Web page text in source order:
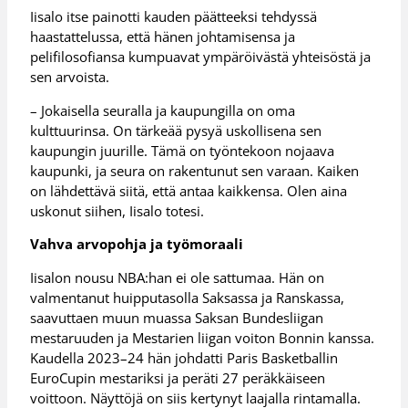
Iisalo itse painotti kauden päätteeksi tehdyssä
haastattelussa, että hänen johtamisensa ja
pelifilosofiansa kumpuavat ympäröivästä yhteisöstä ja
sen arvoista.
– Jokaisella seuralla ja kaupungilla on oma
kulttuurinsa. On tärkeää pysyä uskollisena sen
kaupungin juurille. Tämä on työntekoon nojaava
kaupunki, ja seura on rakentunut sen varaan. Kaiken
on lähdettävä siitä, että antaa kaikkensa. Olen aina
uskonut siihen, Iisalo totesi.
Vahva arvopohja ja työmoraali
Iisalon nousu NBA:han ei ole sattumaa. Hän on
valmentanut huipputasolla Saksassa ja Ranskassa,
saavuttaen muun muassa Saksan Bundesliigan
mestaruuden ja Mestarien liigan voiton Bonnin kanssa.
Kaudella 2023–24 hän johdatti Paris Basketballin
EuroCupin mestariksi ja peräti 27 peräkkäiseen
voittoon. Näyttöjä on siis kertynyt laajalla rintamalla.